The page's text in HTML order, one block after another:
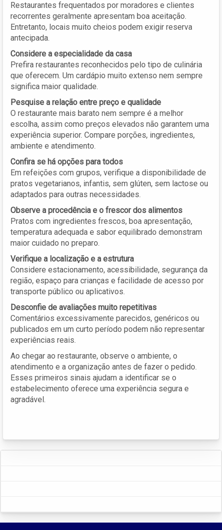
Restaurantes frequentados por moradores e clientes
recorrentes geralmente apresentam boa aceitação.
Entretanto, locais muito cheios podem exigir reserva
antecipada.
Considere a especialidade da casa
Prefira restaurantes reconhecidos pelo tipo de culinária
que oferecem. Um cardápio muito extenso nem sempre
significa maior qualidade.
Pesquise a relação entre preço e qualidade
O restaurante mais barato nem sempre é a melhor
escolha, assim como preços elevados não garantem uma
experiência superior. Compare porções, ingredientes,
ambiente e atendimento.
Confira se há opções para todos
Em refeições com grupos, verifique a disponibilidade de
pratos vegetarianos, infantis, sem glúten, sem lactose ou
adaptados para outras necessidades.
Observe a procedência e o frescor dos alimentos
Pratos com ingredientes frescos, boa apresentação,
temperatura adequada e sabor equilibrado demonstram
maior cuidado no preparo.
Verifique a localização e a estrutura
Considere estacionamento, acessibilidade, segurança da
região, espaço para crianças e facilidade de acesso por
transporte público ou aplicativos.
Desconfie de avaliações muito repetitivas
Comentários excessivamente parecidos, genéricos ou
publicados em um curto período podem não representar
experiências reais.
Ao chegar ao restaurante, observe o ambiente, o
atendimento e a organização antes de fazer o pedido.
Esses primeiros sinais ajudam a identificar se o
estabelecimento oferece uma experiência segura e
agradável.